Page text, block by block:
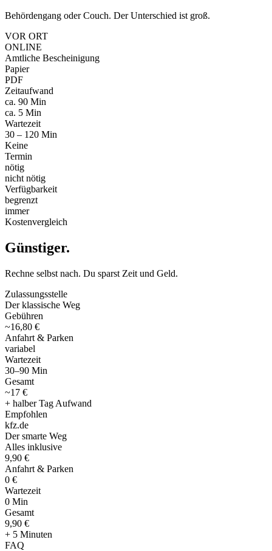
Behördengang oder Couch. Der Unterschied ist groß.
VOR ORT
ONLINE
Amtliche Bescheinigung
Papier
PDF
Zeitaufwand
ca. 90 Min
ca. 5 Min
Wartezeit
30 – 120 Min
Keine
Termin
nötig
nicht nötig
Verfügbarkeit
begrenzt
immer
Kostenvergleich
Günstiger.
Rechne selbst nach. Du sparst Zeit und Geld.
Zulassungsstelle
Der klassische Weg
Gebühren
~16,80 €
Anfahrt & Parken
variabel
Wartezeit
30–90 Min
Gesamt
~17 €
+ halber Tag Aufwand
Empfohlen
kfz.de
Der smarte Weg
Alles inklusive
9,90 €
Anfahrt & Parken
0 €
Wartezeit
0 Min
Gesamt
9,90 €
+ 5 Minuten
FAQ